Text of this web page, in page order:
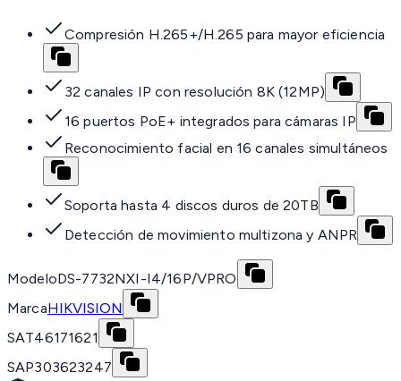
Compresión H.265+/H.265 para mayor eficiencia
32 canales IP con resolución 8K (12MP)
16 puertos PoE+ integrados para cámaras IP
Reconocimiento facial en 16 canales simultáneos
Soporta hasta 4 discos duros de 20TB
Detección de movimiento multizona y ANPR
ModeloDS-7732NXI-I4/16P/VPRO
MarcaHIKVISION
SAT46171621
SAP303623247